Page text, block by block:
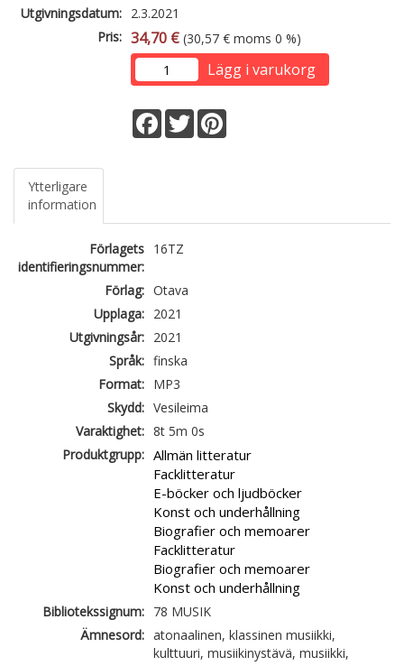
Utgivningsdatum: 2.3.2021
Pris: 34,70 € (30,57 € moms 0 %)
Lägg i varukorg
Facebook
Twitter
Ytterligare
information
Förlagets
identifieringsnummer:
16TZ
Förlag: Otava
Upplaga: 2021
Utgivningsår: 2021
Språk: finska
Format: MP3
Skydd: Vesileima
Varaktighet: 8t 5m 0s
Produktgrupp: Allmän litteratur
Facklitteratur
E-böcker och ljudböcker
Konst och underhållning
Biografier och memoarer
Facklitteratur
Biografier och memoarer
Konst och underhållning
Bibliotekssignum: 78 MUSIK
Ämnesord: atonaalinen, klassinen musiikki,
kulttuuri, musiikinystävä, musiikki,